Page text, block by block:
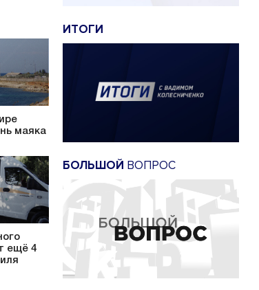
маяка
ещё 4
ИТОГИ
БОЛЬШОЙ ВОПРОС